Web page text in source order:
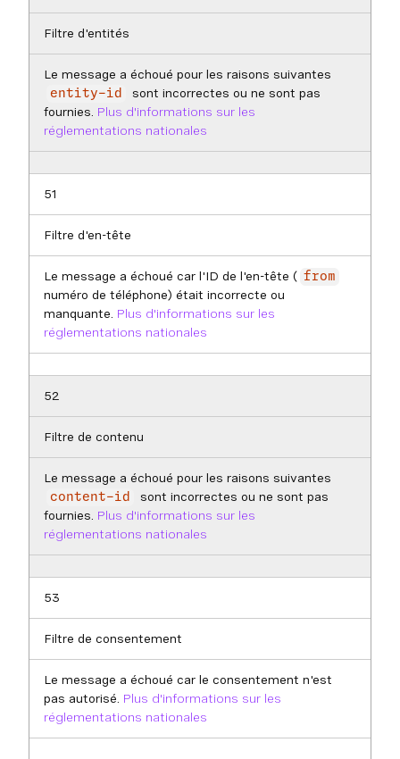
Filtre d'entités
Le message a échoué pour les raisons suivantes
entity-id
sont incorrectes ou ne sont pas
fournies. Plus d'informations sur les
réglementations nationales
51
Filtre d'en-tête
Le message a échoué car l'ID de l'en-tête ( from
numéro de téléphone) était incorrecte ou
manquante. Plus d'informations sur les
réglementations nationales
52
Filtre de contenu
Le message a échoué pour les raisons suivantes
content-id
sont incorrectes ou ne sont pas
fournies. Plus d'informations sur les
réglementations nationales
53
Filtre de consentement
Le message a échoué car le consentement n'est
pas autorisé. Plus d'informations sur les
réglementations nationales